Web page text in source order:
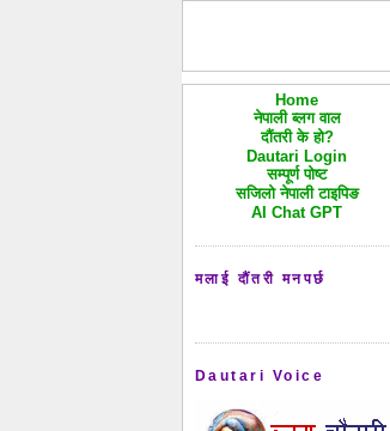
Home
नेपाली ब्लग वाल
दौंतरी के हो?
Dautari Login
सम्पूर्ण पोष्ट
सजिलो नेपाली टाइपिङ
AI Chat GPT
मलाई दौंतरी मनपर्छ
Dautari Voice